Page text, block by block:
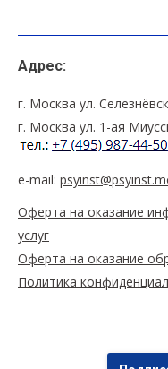
Адрес:
г. Москва ул.
г. Москва ул. 1-ая
e-mail:
Оферта на оказание
услуг
Оферта на оказание
Политика